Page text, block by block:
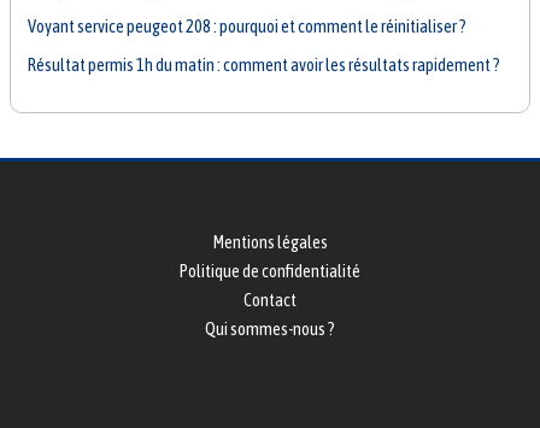
Voyant service peugeot 208 : pourquoi et comment le réinitialiser ?
Résultat permis 1h du matin : comment avoir les résultats rapidement ?
Mentions légales
Politique de confidentialité
Contact
Qui sommes-nous ?